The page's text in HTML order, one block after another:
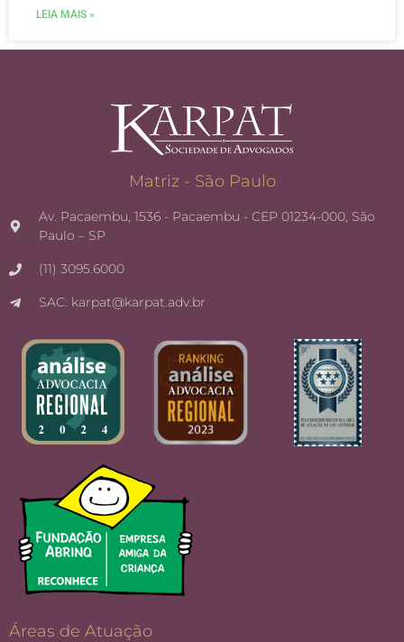
LEIA MAIS »
Matriz - São Paulo
Av. Pacaembu, 1536 - Pacaembu - CEP 01234-000, São
Paulo – SP
(11) 3095.6000
SAC: karpat@karpat.adv.br
Áreas de Atuação